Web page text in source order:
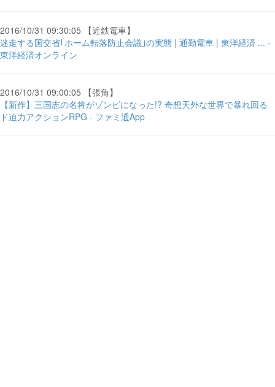
2016/10/31 09:30:05 【近鉄電車】
迷走する国交省｢ホーム転落防止会議｣の実態 | 通勤電車 | 東洋経済 ... -
東洋経済オンライン
2016/10/31 09:00:05 【張角】
【新作】三国志の名将がゾンビになった!? 奇想天外な世界で暴れ回る
ド迫力アクションRPG - ファミ通App